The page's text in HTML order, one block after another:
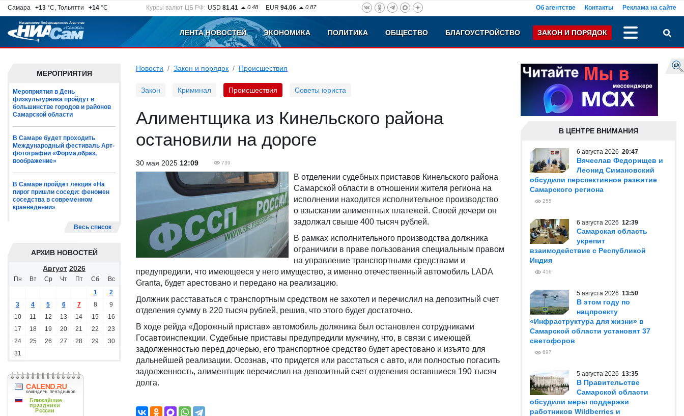
Самара +13 °C, Тольятти +14 °C Курсы валют ЦБ РФ: USD 81.41 0.48 EUR 94.06 0.87 Об агентстве Контакты Реклама на сайте
ЛЕНТА НОВОСТЕЙ ЭКОНОМИКА ПОЛИТИКА ОБЩЕСТВО БЛАГОУСТРОЙСТВО ЗАКОН И ПОРЯДОК
МЕРОПРИЯТИЯ
Мероприятия в День
физкультурника пройдут в
большинстве городов и районов
Самарской области
В Самаре будет проходить
Международный фестиваль Арт-
фотографии «Форма,образ,
воображение»
В Самаре пройдет лекция «На
пирог пришли соседи: феномен
соседства в современном
краеведении»
Весь список
АРХИВ НОВОСТЕЙ
Август 2026
Пн Вт Ср Чт Пт Сб
Вс
1
2
3
4 5 6 7 8
9
10
11 12 13 14 15
16
17
18 19 20 21 22
23
24
25 26 27 28 29
30
31
Новости Закон и порядок Происшествия
Закон Криминал Происшествия Советы юриста
Алиментщика из Кинельского района
остановили на дороге
30 мая 2025 12:09 739
В отделении судебных приставов Кинельского района
Самарской области в отношении жителя региона на
исполнении находится исполнительное производство
о взыскании алиментных платежей. Своей дочери он
задолжал свыше 400 тысяч рублей.
В рамках исполнительного производства должника
ограничили в праве пользования специальным правом
на управление транспортными средствами и
предупредили, что имеющееся у него имущество, а именно отечественный автомобиль LADA
Granta, будет арестовано и передано на реализацию.
Должник расставаться с транспортным средством не захотел и перечислил на депозитный счет
отделения сумму в 220 тысяч рублей, решив, что этого будет достаточно.
В ходе рейда «Дорожный пристав» автомобиль должника был остановлен сотрудниками
Госавтоинспекции. Судебные приставы предупредили мужчину, что, в связи с имеющей
задолженностью перед дочерью, его транспортное средство будет арестовано и изъято для
дальнейшей реализации. Осознав, что придется или расстаться с авто, или полностью погасить
задолженность, алиментщик перечислил на депозитный счет отделения оставшиеся 190 тысяч
долга.
В ЦЕНТРЕ ВНИМАНИЯ
6 августа 2026 20:47
Вячеслав Федорищев и
Леонид Симановский
обсудили перспективное развитие
Самарского региона
255
6 августа 2026 12:39
Самарская область
укрепит
взаимодействие с Республикой
Индия
416
5 августа 2026 13:50
В этом году по
нацпроекту
«Инфраструктура для жизни» в
Самарской области установят 37
светофоров
697
5 августа 2026 13:35
В Правительстве
Самарской области
обсудили меры поддержки
работников Wildberries и